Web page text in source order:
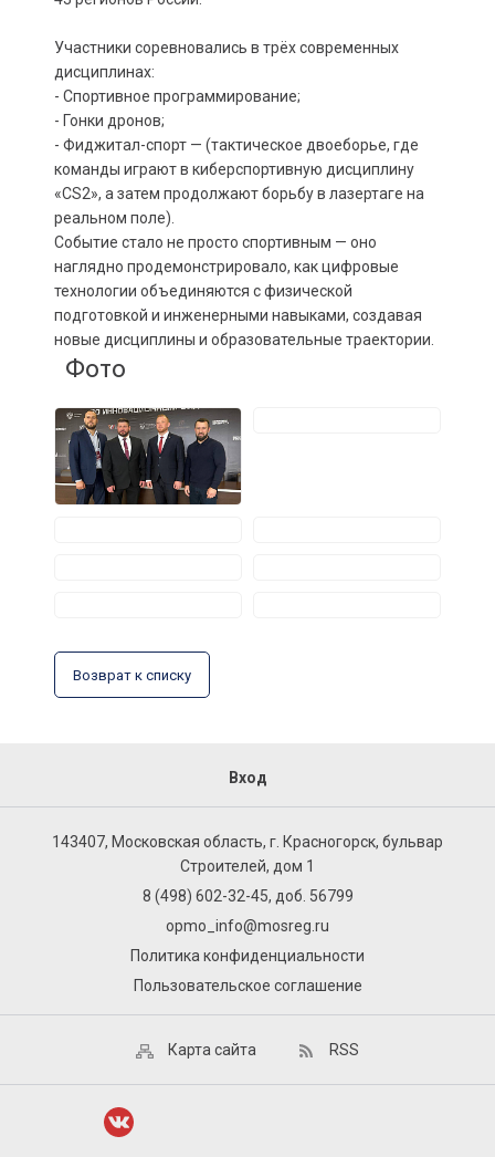
Участники соревновались в трёх современных
дисциплинах:
- Спортивное программирование;
- Гонки дронов;
- Фиджитал-спорт — (тактическое двоеборье, где
команды играют в киберспортивную дисциплину
«CS2», а затем продолжают борьбу в лазертаге на
реальном поле).
Событие стало не просто спортивным — оно
наглядно продемонстрировало, как цифровые
технологии объединяются с физической
подготовкой и инженерными навыками, создавая
новые дисциплины и образовательные траектории.
Фото
Возврат к списку
Вход
143407, Московская область, г. Красногорск, бульвар
Строителей, дом 1
8 (498) 602-32-45, доб. 56799
opmo_info@mosreg.ru
Политика конфиденциальности
Пользовательское соглашение
Карта сайта RSS